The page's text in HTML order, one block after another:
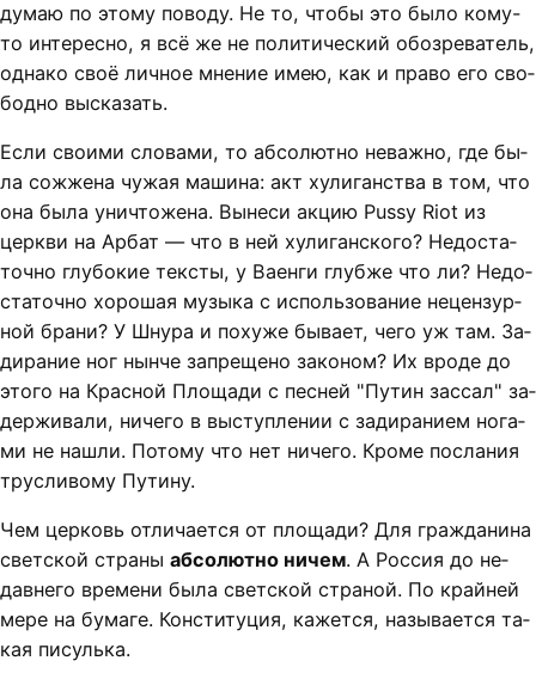
ду­маю по это­му по­во­ду. Не то, что­бы это бы­ло ко­му-
то ин­те­рес­но, я всё же не по­ли­ти­чес­кий обо­зре­ва­тель,
од­на­ко своё лич­ное мне­ние имею, как и пра­во его сво­
бод­но вы­ска­зать.
Если сво­и­ми сло­ва­ми, то аб­со­лют­но не­важ­но, где бы­
ла со­жже­на чу­жая ма­ши­на: акт ху­ли­ган­ст­ва в том, что
она бы­ла унич­то­же­на. Вы­не­си ак­цию Pussy Riot из
церк­ви на Ар­бат — что в ней ху­ли­ган­ско­го? Не­до­ста­
точ­но глу­бо­кие тек­с­ты, у Ва­ен­ги глуб­же что ли? Не­до­
ста­точ­но хо­ро­шая му­зы­ка с ис­поль­зо­ва­ние не­цен­зур­
ной бра­ни? У Шну­ра и по­ху­же бы­ва­ет, че­го уж там. За­
ди­ра­ние ног нын­че за­пре­ще­но за­ко­ном? Их вро­де до
это­го на Крас­ной Пло­ща­ди с пес­ней "Пу­тин зас­сал" за­
дер­жи­ва­ли, ни­че­го в вы­ступ­ле­нии с за­ди­ра­ни­ем но­га­
ми не на­шли. По­то­му что нет ни­че­го. Кро­ме по­сла­ния
трус­ли­во­му Пу­ти­ну.
Чем цер­ковь от­ли­ча­ет­ся от пло­ща­ди? Для граж­да­ни­на
свет­ской стра­ны аб­со­лют­но ни­чем. А Рос­сия до не­
дав­не­го вре­ме­ни бы­ла свет­ской стра­ной. По край­ней
ме­ре на бу­ма­ге. Кон­сти­ту­ция, ка­жет­ся, на­зы­ва­ет­ся та­
кая пи­суль­ка.